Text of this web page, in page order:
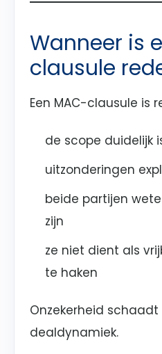
Wanneer is
clausule
Een MAC-clausule is
de scope duidelijk
uitzonderingen
beide partijen
zijn
ze niet dient als
te haken
Onzekerheid
dealdynamiek.